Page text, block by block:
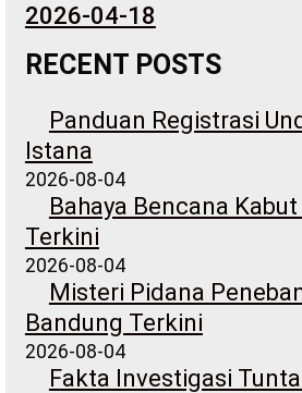
2026-04-18
RECENT POSTS
Panduan Registrasi
Istana
2026-08-04
Bahaya Bencana
Terkini
2026-08-04
Misteri Pidana
Bandung Terkini
2026-08-04
Fakta Investigasi